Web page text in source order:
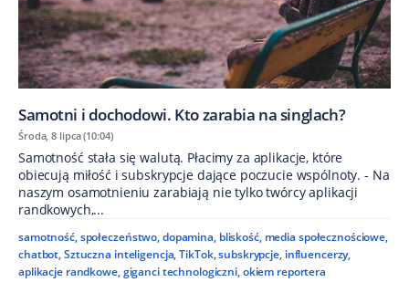
Samotni i dochodowi. Kto zarabia na singlach?
Środa, 8 lipca (10:04)
Samotność stała się walutą. Płacimy za aplikacje, które
obiecują miłość i subskrypcje dające poczucie wspólnoty. - Na
naszym osamotnieniu zarabiają nie tylko twórcy aplikacji
randkowych,...
samotność,społeczeństwo,dopamina, bliskość, media społecznościowe,
chatbot,Sztuczna inteligencja,TikTok,subskrypcje, influencerzy,
aplikacje randkowe,giganci technologiczni,okiem reportera